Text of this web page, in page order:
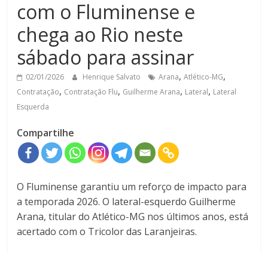
com o Fluminense e
chega ao Rio neste
sábado para assinar
02/01/2026 Henrique Salvato Arana,Atlético-MG,
Contratação, Contratação Flu, Guilherme Arana, Lateral, Lateral
Esquerda
Compartilhe
O Fluminense garantiu um reforço de impacto para
a temporada 2026. O lateral-esquerdo Guilherme
Arana, titular do Atlético-MG nos últimos anos, está
acertado com o Tricolor das Laranjeiras.